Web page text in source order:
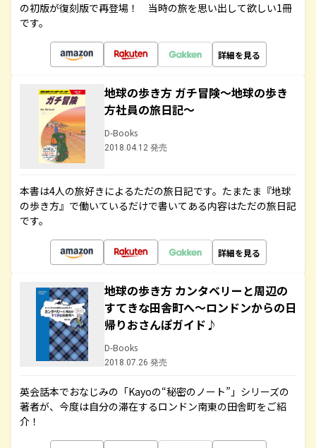
の初版が復刻版で再登場！ 当時の旅を思い出して欲しい1冊
です。
詳細を見る
地球の歩き方 ガチ冒険～地球の歩き
方社員の旅日記～
D-Books
2018.04.12 発売
本書は4人の旅好きによるただの旅日記です。たまたま『地球
の歩き方』で働いているだけで書いてある内容はただの旅日記
です。
詳細を見る
地球の歩き方 カンタベリーと周辺の
すてきな田舎町へ～ロンドンからの日
帰りおさんぽガイド♪
D-Books
2018.07.26 発売
英会話本でおなじみの「Kayoの“秘密のノート”」シリーズの
著者が、今度は自分の滞在するロンドン南東の田舎町をご紹
介！